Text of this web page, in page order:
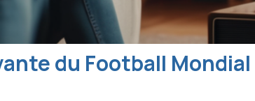
du Football Mondial